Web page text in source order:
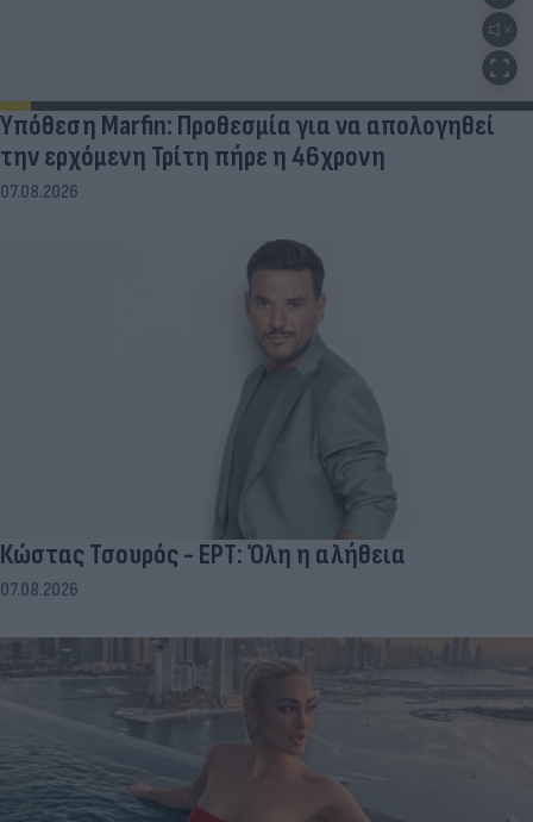
Υπόθεση Marfin: Προθεσμία για να απολογηθεί
την ερχόμενη Τρίτη πήρε η 46χρονη
Κώστας Τσουρός - ΕΡΤ: Όλη η αλήθεια